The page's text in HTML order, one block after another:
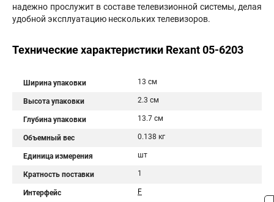
надежно прослужит в составе телевизионной системы, делая
удобной эксплуатацию нескольких телевизоров.
Технические характеристики Rexant 05-6203
Ширина упаковки 13 см
Высота упаковки 2.3 см
Глубина упаковки 13.7 см
Объемный вес 0.138 кг
Единица измерения шт
Кратность поставки 1
Интерфейс F